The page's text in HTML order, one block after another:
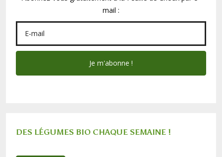
mail :
DES LÉGUMES BIO CHAQUE SEMAINE !